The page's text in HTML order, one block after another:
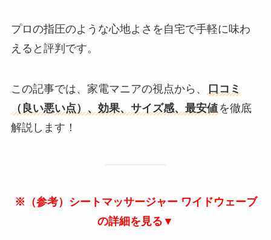
プロの指圧のような心地よさを自宅で手軽に味わ
えると評判です。
この記事では、家電マニアの視点から、
口コミ
（良い悪い点）、効果、サイズ感、最安値 を徹底
解説します！
※（参考）シートマッサージャー ワイドウェーブ
の詳細を見る▼